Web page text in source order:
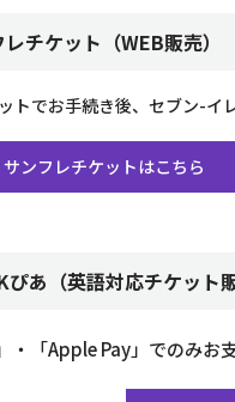
レチケット（WEB販売）
トでお手続き後、セブン-イ
サンフレチケットはこちら
ぴあ（英語対応チケット
・「Apple Pay」でのみお